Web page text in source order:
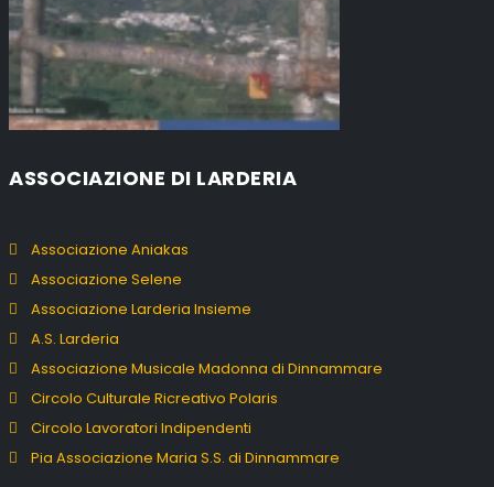
ASSOCIAZIONE DI LARDERIA
Associazione Aniakas
Associazione Selene
Associazione Larderia Insieme
A.S. Larderia
Associazione Musicale Madonna di Dinnammare
Circolo Culturale Ricreativo Polaris
Circolo Lavoratori Indipendenti
Pia Associazione Maria S.S. di Dinnammare